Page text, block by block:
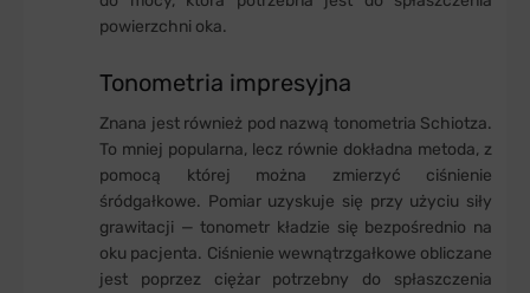
powierzchni oka.
Tonometria impresyjna
Znana jest również pod nazwą tonometria Schiotza.
To mniej popularna, lecz równie dokładna metoda, z
pomocą której można zmierzyć ciśnienie
śródgałkowe. Pomiar uzyskuje się przy użyciu siły
grawitacji — tonometr kładzie się bezpośrednio na
oku pacjenta. Ciśnienie wewnątrzgałkowe obliczane
jest poprzez ciężar potrzebny do spłaszczenia